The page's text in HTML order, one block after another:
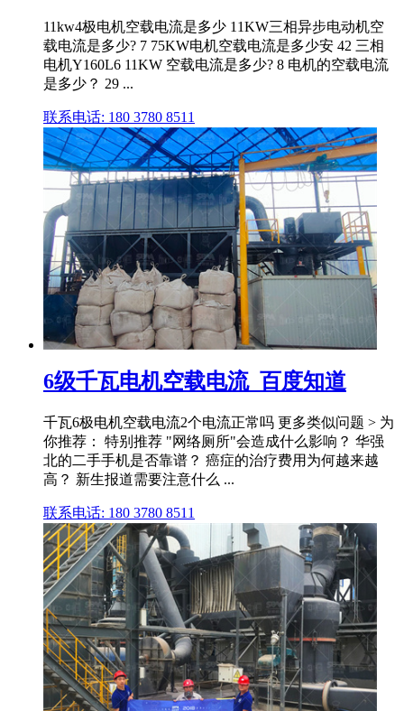
11kw4极电机空载电流是多少 11KW三相异步电动机空
载电流是多少? 7 75KW电机空载电流是多少安 42 三相
电机Y160L6 11KW 空载电流是多少? 8 电机的空载电流
是多少？ 29 ...
联系电话: 180 3780 8511
6级千瓦电机空载电流_百度知道
千瓦6极电机空载电流2个电流正常吗 更多类似问题 > 为
你推荐： 特别推荐 "网络厕所"会造成什么影响？ 华强
北的二手手机是否靠谱？ 癌症的治疗费用为何越来越
高？ 新生报道需要注意什么 ...
联系电话: 180 3780 8511